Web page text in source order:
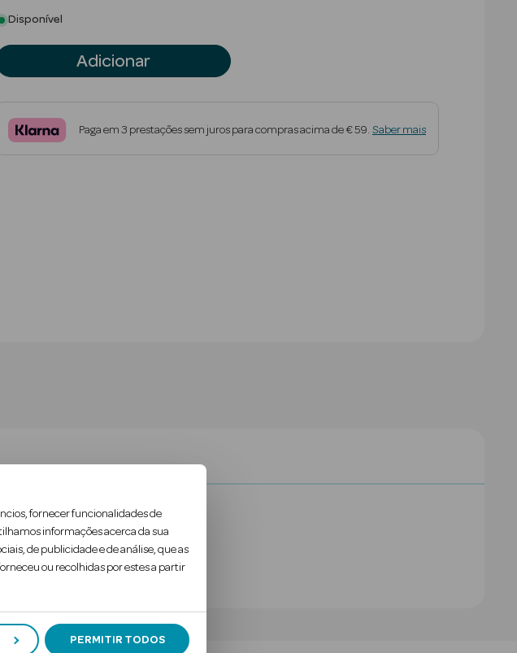
fornecer funcionalidades de
informações acerca da sua
de publicidade e de análise, que as
ou recolhidas por estes a partir
PERMITIR TODOS
Disponível
Adicionar
Paga em 3 prestações sem juros para compras acima de € 59. Saber mais
o pH da pele.